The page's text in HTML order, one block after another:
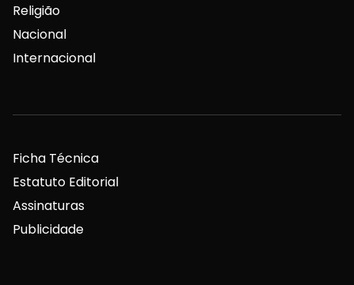
Religião
Nacional
Internacional
Ficha Técnica
Estatuto Editorial
Assinaturas
Publicidade